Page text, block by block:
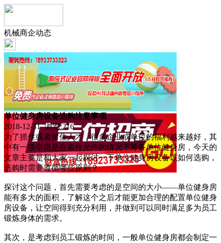
机械商企动态
单位健身房设备选购注意事项
2018-12-31 浏览:216
为了抓住或者留住人才，很多企业或单位的福利越来越好，其
中有一项举措是在条件允许的情况下筹备单位健身房，今天的
文章主要是和大家一起探讨一下单位健身房设备该如何选购，
选购时需要遵循哪些原则？
探讨这个问题，首先需要考虑的是空间的大小——单位健身房
能有多大的面积，了解这个之后才能更加合理的配置单位健身
房设备，让空间得到充分利用，并做到可以同时满足多为员工
锻炼身体的需求。
其次，是考虑到员工锻炼的时间，一般单位健身房都会制定一